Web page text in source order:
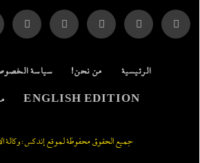
الرئيسية من نحن! سياسة
ENGLISH EDITION
جميع الحقوق محفوظة لموقع إندكس: وكالة